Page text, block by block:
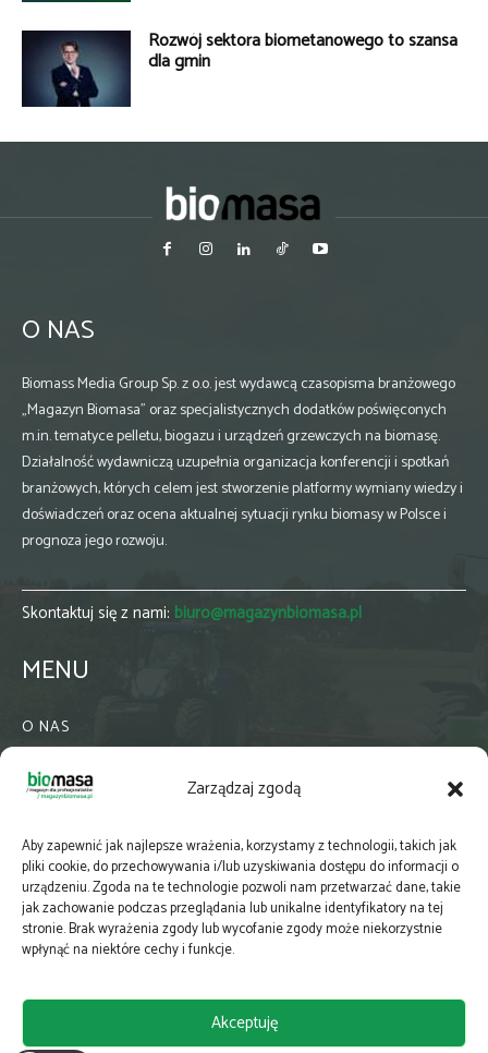
Zarządzaj zgodą
Aby zapewnić jak najlepsze wrażenia, korzystamy z technologii, takich jak
pliki cookie, do przechowywania i/lub uzyskiwania dostępu do informacji o
urządzeniu. Zgoda na te technologie pozwoli nam przetwarzać dane, takie
jak zachowanie podczas przeglądania lub unikalne identyfikatory na tej
stronie. Brak wyrażenia zgody lub wycofanie zgody może niekorzystnie
wpłynąć na niektóre cechy i funkcje.
Akceptuję
Rozwój sektora biometanowego to szansa
dla gmin
O NAS
Biomass Media Group Sp. z o.o. jest wydawcą czasopisma branżowego
„Magazyn Biomasa” oraz specjalistycznych dodatków poświęconych
m.in. tematyce pelletu, biogazu i urządzeń grzewczych na biomasę.
Działalność wydawniczą uzupełnia organizacja konferencji i spotkań
branżowych, których celem jest stworzenie platformy wymiany wiedzy i
doświadczeń oraz ocena aktualnej sytuacji rynku biomasy w Polsce i
prognoza jego rozwoju.
Skontaktuj się z nami: biuro@magazynbiomasa.pl
MENU
O NAS
WSPÓŁPRACA
PRENUMERATA
NEWSLETTER
MAPY
E-WYDANIE